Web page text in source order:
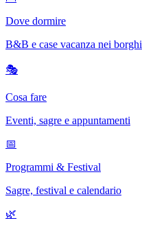
Dove dormire
B&B e case vacanza nei borghi
🎭
Cosa fare
Eventi, sagre e appuntamenti
📅
Programmi & Festival
Sagre, festival e calendario
🌿